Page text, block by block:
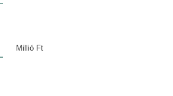
Millió Ft